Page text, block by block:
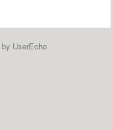
by UserEcho